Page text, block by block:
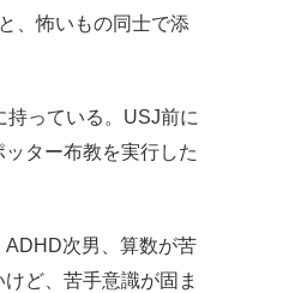
、怖いもの同士で添
っている。USJ前に
ター布教を実行した
ADHD次男、算数が苦
ど、苦手意識が固ま